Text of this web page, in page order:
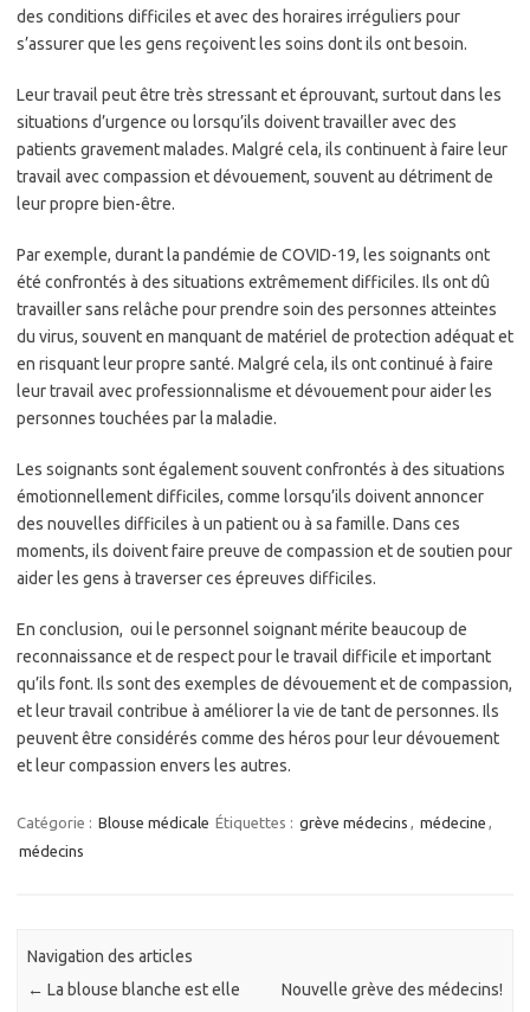
des conditions difficiles et avec des horaires irréguliers pour
s’assurer que les gens reçoivent les soins dont ils ont besoin.
Leur travail peut être très stressant et éprouvant, surtout dans les
situations d’urgence ou lorsqu’ils doivent travailler avec des
patients gravement malades. Malgré cela, ils continuent à faire leur
travail avec compassion et dévouement, souvent au détriment de
leur propre bien-être.
Par exemple, durant la pandémie de COVID-19, les soignants ont
été confrontés à des situations extrêmement difficiles. Ils ont dû
travailler sans relâche pour prendre soin des personnes atteintes
du virus, souvent en manquant de matériel de protection adéquat et
en risquant leur propre santé. Malgré cela, ils ont continué à faire
leur travail avec professionnalisme et dévouement pour aider les
personnes touchées par la maladie.
Les soignants sont également souvent confrontés à des situations
émotionnellement difficiles, comme lorsqu’ils doivent annoncer
des nouvelles difficiles à un patient ou à sa famille. Dans ces
moments, ils doivent faire preuve de compassion et de soutien pour
aider les gens à traverser ces épreuves difficiles.
En conclusion, oui le personnel soignant mérite beaucoup de
reconnaissance et de respect pour le travail difficile et important
qu’ils font. Ils sont des exemples de dévouement et de compassion,
et leur travail contribue à améliorer la vie de tant de personnes. Ils
peuvent être considérés comme des héros pour leur dévouement
et leur compassion envers les autres.
Catégorie : Blouse médicale Étiquettes : grève médecins , médecine ,
médecins
Navigation des articles
← La blouse blanche est elle
Nouvelle grève des médecins!